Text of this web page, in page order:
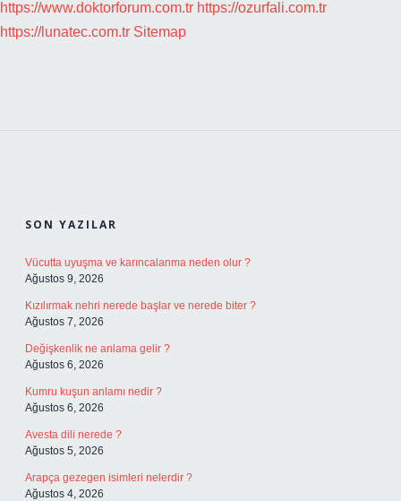
https://www.doktorforum.com.tr https://ozurfali.com.tr
https://lunatec.com.tr Sitemap
SON YAZILAR
Vücutta uyuşma ve karıncalanma neden olur ?
Ağustos 9, 2026
Kızılırmak nehri nerede başlar ve nerede biter ?
Ağustos 7, 2026
Değişkenlik ne anlama gelir ?
Ağustos 6, 2026
Kumru kuşun anlamı nedir ?
Ağustos 6, 2026
Avesta dili nerede ?
Ağustos 5, 2026
Arapça gezegen isimleri nelerdir ?
Ağustos 4, 2026